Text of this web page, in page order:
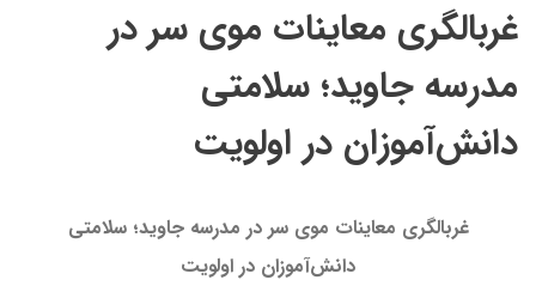
غربالگری معاینات موی سر در
مدرسه جاوید؛ سلامتی
دانش‌آموزان در اولویت
غربالگری معاینات موی سر در مدرسه جاوید؛ سلامتی
دانش‌آموزان در اولویت